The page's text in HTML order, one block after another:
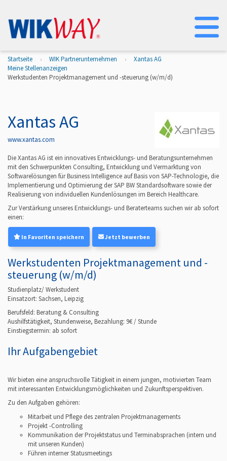
Startseite WIK Partnerunternehmen
Xantas AG
Meine Stellenanzeigen
Werkstudenten Projektmanagement und -steuerung (w/m/d)
Xantas AG
www.xantas.com
Die Xantas AG ist ein innovatives Entwicklungs- und Beratungsunternehmen
mit den Schwerpunkten Consulting, Entwicklung und Vermarktung von
Softwarelösungen für Business Intelligence auf Basis von SAP-Technologie, die
Implementierung und Optimierung der SAP BW Standardsoftware sowie der
Realisierung von individuellen Kundenlösungen im Bereich Healthcare.
Zur Verstärkung unseres Entwicklungs- und Beraterteams suchen wir ab sofort
einen:
In Favoriten speichern Jetzt bewerben
Werkstudenten Projektmanagement und -
steuerung (w/m/d)
Studienplatz/ Werkstudent
Einsatzort: Sachsen, Leipzig
Berufsfeld: Beratung & Consulting
Aushilfstätigkeit, Stundenweise, Bezahlung: 9€ / Stunde
Einstiegstermin: ab sofort
Ihr Aufgabengebiet
Wir bieten eine anspruchsvolle Tätigkeit in einem jungen, motivierten Team
mit interessanten Entwicklungsmöglichkeiten und Zukunftsperspektiven.
Zu den Aufgaben gehören:
Mitarbeit und Pflege des zentralen Projektmanagements
Projekt -Controlling
Kommunikation der Projektstatus und Terminabsprachen (intern und
mit unseren Kunden)
Führen interner Statusmeetings